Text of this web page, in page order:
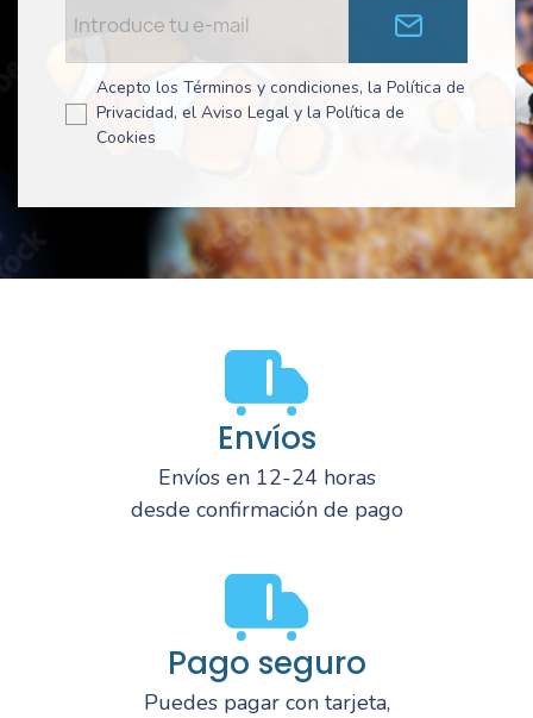
Acepto los Términos y condiciones, la Política de
Privacidad, el Aviso Legal y la Política de
Cookies
Envíos
Envíos en 12-24 horas
desde confirmación de pago
Pago seguro
Puedes pagar con tarjeta,